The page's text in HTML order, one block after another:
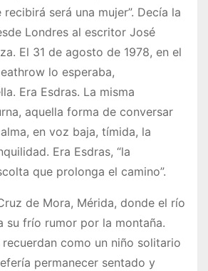
será una mujer”. Decía la
Londres al escritor José
El 31 de agosto de 1978, en el
lo esperaba,
Era Esdras. La misma
aquella forma de conversar
en voz baja, tímida, la
Era Esdras, “la
que prolonga el camino”.
de Mora, Mérida, donde el río
su frío rumor por la montaña.
recuerdan como un niño solitario
permanecer sentado y